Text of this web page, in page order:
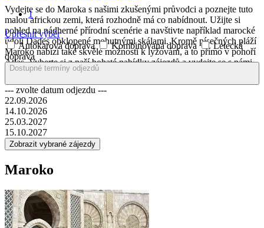
Vydejte se do Maroka s našimi zkušenými průvodci a poznejte tuto
malou africkou zemi, která rozhodně má co nabídnout. Užijte si
pohled na nádherné přírodní scenérie a navštivte například marocké
údolí Dades obklopené mohutnými skálami. Kromě písečných pláží
Maroko nabízí také skvělé možnosti k lyžování, a to přímo v pohoří
Atlas. Vyberte si z naší bohaté nabídky zájezdů a vydejte se s námi
na dovolenou snů!
1
Upřesnit výběr
Autokarová doprava
Kombinovaná doprava
Letecká
doprava
Dostupné termíny odjezdů
--- zvolte datum odjezdu ---
22.09.2026
14.10.2026
25.03.2027
15.10.2027
Maroko